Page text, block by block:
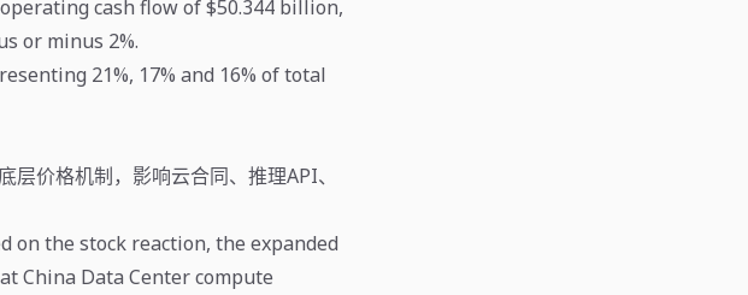
cash flow of $50.344 billion,
or minus 2%.
21%, 17% and 16% of total
价格机制，影响云合同、推理API、
on the stock reaction, the expanded
China Data Center compute